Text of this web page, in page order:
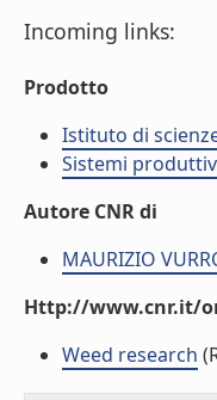
Incoming links:
Prodotto
Istituto di
Sistemi
Autore CNR di
MAURIZIO
Http://www.cnr.it/
Weed research